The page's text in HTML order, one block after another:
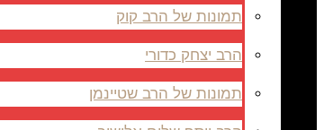
תמונות של הרב קוק
הרב יצחק כדורי
תמונות של הרב שטיינמן